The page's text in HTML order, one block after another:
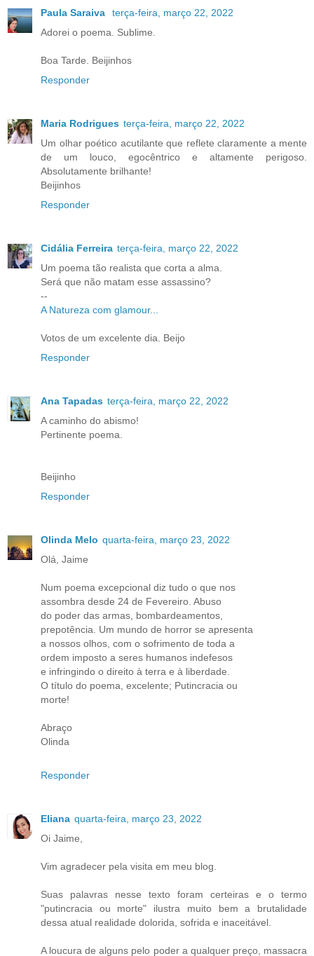
Paula Saraiva
terça-feira, março 22, 2022
Adorei o poema. Sublime.
Boa Tarde. Beijinhos
Responder
Maria Rodrigues terça-feira, março 22, 2022
Um olhar poético acutilante que reflete claramente a mente
de um louco, egocêntrico e altamente perigoso.
Absolutamente brilhante!
Beijinhos
Responder
Cidália Ferreira terça-feira, março 22, 2022
Um poema tão realista que corta a alma.
Será que não matam esse assassino?
--
A Natureza com glamour...
Votos de um excelente dia. Beijo
Responder
Ana Tapadas terça-feira, março 22, 2022
A caminho do abismo!
Pertinente poema.
Beijinho
Responder
Olinda Melo quarta-feira, março 23, 2022
Olá, Jaime
Num poema excepcional diz tudo o que nos
assombra desde 24 de Fevereiro. Abuso
do poder das armas, bombardeamentos,
prepotência. Um mundo de horror se apresenta
a nossos olhos, com o sofrimento de toda a
ordem imposto a seres humanos indefesos
e infringindo o direito à terra e à liberdade.
O título do poema, excelente; Putincracia ou
morte!
Abraço
Olinda
Responder
Eliana quarta-feira, março 23, 2022
Oi Jaime,
Vim agradecer pela visita em meu blog.
Suas palavras nesse texto foram certeiras e o termo
"putincracia ou morte" ilustra muito bem a brutalidade
dessa atual realidade dolorida, sofrida e inaceitável.
A loucura de alguns pelo poder a qualquer preço, massacra